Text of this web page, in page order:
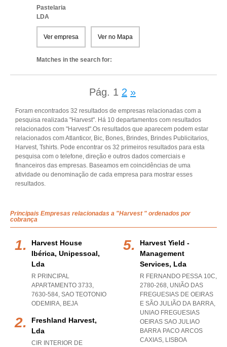
Pastelaria
LDA
Ver empresa Ver no Mapa
Matches in the search for:
Pág. 1 2 »
Foram encontrados 32 resultados de empresas relacionadas com a
pesquisa realizada "Harvest". Há 10 departamentos com resultados
relacionados com "Harvest".Os resultados que aparecem podem estar
relacionados com Atlanticor, Bic, Bones, Brindes, Brindes Publicitarios,
Harvest, Tshirts. Pode encontrar os 32 primeiros resultados para esta
pesquisa com o telefone, direção e outros dados comerciais e
financeiros das empresas. Baseamos em coincidências de uma
atividade ou denominação de cada empresa para mostrar esses
resultados.
Principais Empresas relacionadas a "Harvest " ordenados por
cobrança
Harvest House
Ibérica, Unipessoal,
Lda
R PRINCIPAL
APARTAMENTO 3733,
7630-584, SAO TEOTONIO
ODEMIRA, BEJA
Freshland Harvest,
Lda
CIR INTERIOR DE
Harvest Yield -
Management
Services, Lda
R FERNANDO PESSA 10C,
2780-268, UNIÃO DAS
FREGUESIAS DE OEIRAS
E SÃO JULIÃO DA BARRA,
UNIAO FREGUESIAS
OEIRAS SAO JULIAO
BARRA PACO ARCOS
CAXIAS, LISBOA